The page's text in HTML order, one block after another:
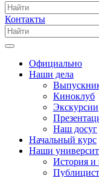
Контакты
Официально
Наши дела
Киноклуб
Экскурсии
Наш досуг
Начальный курс
Наши
История и